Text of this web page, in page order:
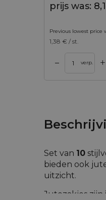
prijs was:
Previous lowest price
1,38 € / st.
– verp. +
Toevoegen
Set van 10
bieden ook
uitzicht.
Jutezakjes